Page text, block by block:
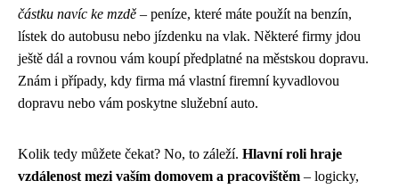
částku navíc ke mzdě – peníze, které máte použít na benzín,
lístek do autobusu nebo jízdenku na vlak. Některé firmy jdou
ještě dál a rovnou vám koupí předplatné na městskou dopravu.
Znám i případy, kdy firma má vlastní firemní kyvadlovou
dopravu nebo vám poskytne služební auto.
Kolik tedy můžete čekat? No, to záleží. Hlavní roli hraje
vzdálenost mezi vaším domovem a pracovištěm – logicky,